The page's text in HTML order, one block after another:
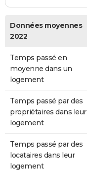
Données moyennes
2022
Temps passé en
moyenne dans un
logement
Temps passé par des
propriétaires dans leur
logement
Temps passé par des
locataires dans leur
logement